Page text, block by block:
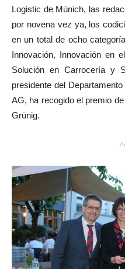
Logistic de Múnich, las
por novena vez ya, los
en un total de ocho
Innovación, Innovación en
Solución en Carrocería y
presidente del
AG, ha recogido el premio
Grünig.
-